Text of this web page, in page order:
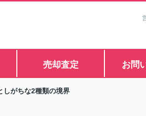
売却査定 お問
しがちな2種類の境界